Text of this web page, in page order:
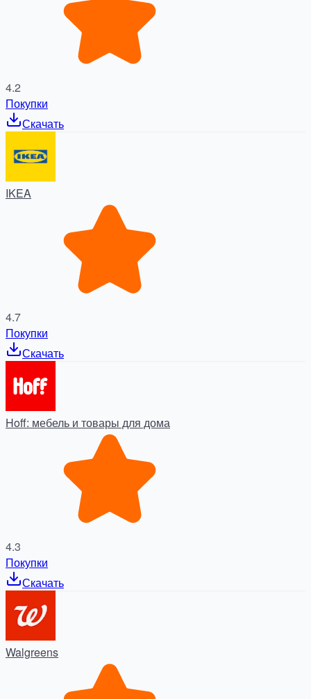
4.2
Покупки
Скачать
IKEA
4.7
Покупки
Скачать
Hoff: мебель и товары для дома
4.3
Покупки
Скачать
Walgreens